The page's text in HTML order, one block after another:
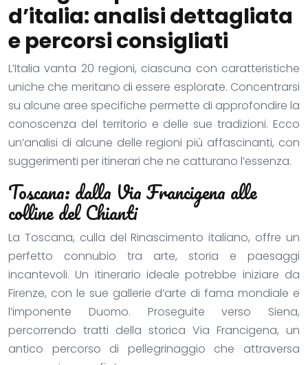
d’italia: analisi dettagliata
e percorsi consigliati
L’Italia vanta 20 regioni, ciascuna con caratteristiche
uniche che meritano di essere esplorate. Concentrarsi
su alcune aree specifiche permette di approfondire la
conoscenza del territorio e delle sue tradizioni. Ecco
un’analisi di alcune delle regioni più affascinanti, con
suggerimenti per itinerari che ne catturano l’essenza.
Toscana: dalla Via Francigena alle
colline del Chianti
La Toscana, culla del Rinascimento italiano, offre un
perfetto connubio tra arte, storia e paesaggi
incantevoli. Un itinerario ideale potrebbe iniziare da
Firenze, con le sue gallerie d’arte di fama mondiale e
l’imponente Duomo. Proseguite verso Siena,
percorrendo tratti della storica Via Francigena, un
antico percorso di pellegrinaggio che attraversa